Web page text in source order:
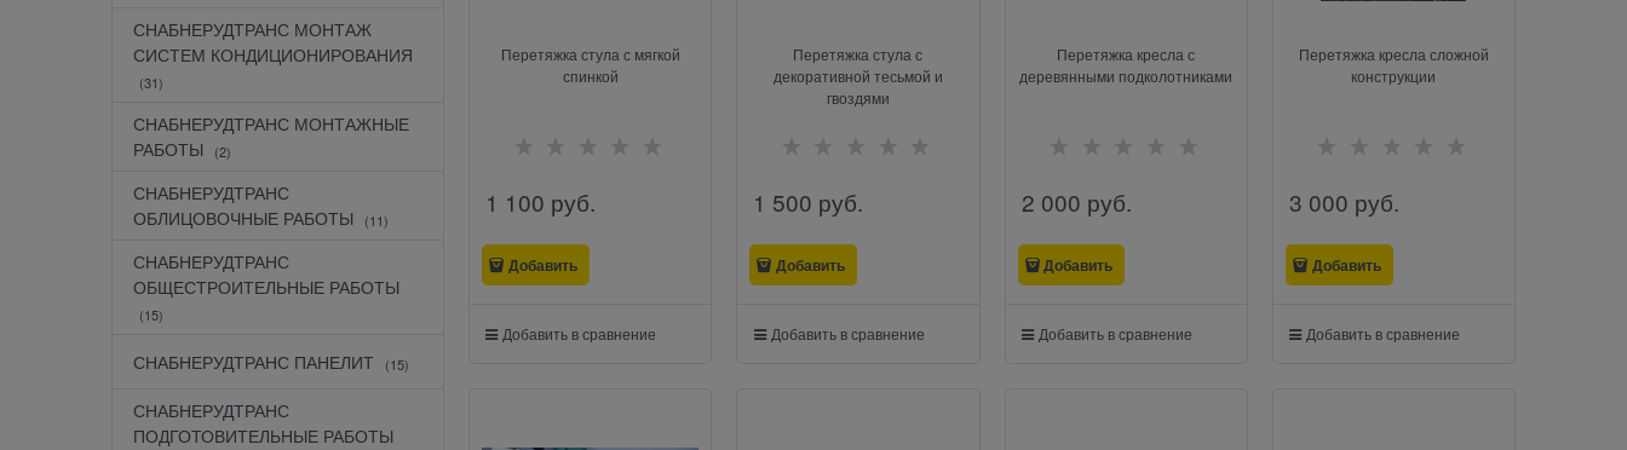
СНАБНЕРУДТРАНС МОНТАЖ
СИСТЕМ КОНДИЦИОНИРОВАНИЯ
(31)
СНАБНЕРУДТРАНС МОНТАЖНЫЕ
РАБОТЫ
(2)
СНАБНЕРУДТРАНС
ОБЛИЦОВОЧНЫЕ РАБОТЫ
(11)
СНАБНЕРУДТРАНС
ОБЩЕСТРОИТЕЛЬНЫЕ РАБОТЫ
(15)
СНАБНЕРУДТРАНС ПАНЕЛИТ (15)
СНАБНЕРУДТРАНС
ПОДГОТОВИТЕЛЬНЫЕ РАБОТЫ
Перетяжка стула с мягкой
спинкой
1 100 руб.
Добавить
Добавить в сравнение
Перетяжка стула с
декоративной тесьмой и
гвоздями
1 500 руб.
Добавить
Добавить в сравнение
Перетяжка кресла с
деревянными подколотниками
2 000 руб.
Добавить
Добавить в сравнение
Перетяжка кресла сложной
конструкции
3 000 руб.
Добавить
Добавить в сравнение